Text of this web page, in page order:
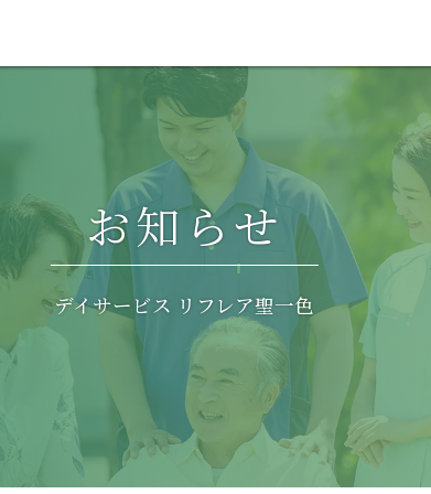
お知らせ
デイサービス リフレア聖一色